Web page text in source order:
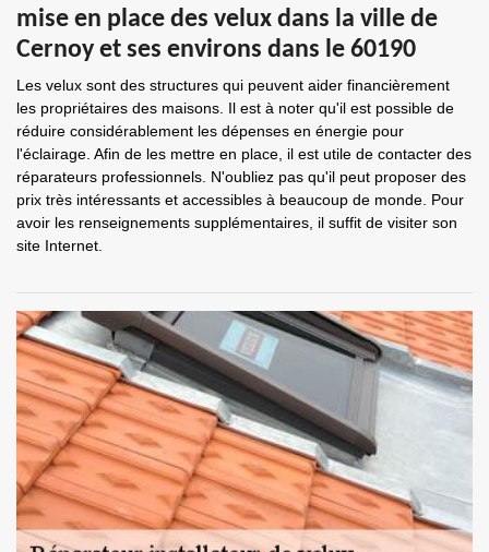
mise en place des velux dans la ville de
Cernoy et ses environs dans le 60190
Les velux sont des structures qui peuvent aider financièrement
les propriétaires des maisons. Il est à noter qu'il est possible de
réduire considérablement les dépenses en énergie pour
l'éclairage. Afin de les mettre en place, il est utile de contacter des
réparateurs professionnels. N'oubliez pas qu'il peut proposer des
prix très intéressants et accessibles à beaucoup de monde. Pour
avoir les renseignements supplémentaires, il suffit de visiter son
site Internet.